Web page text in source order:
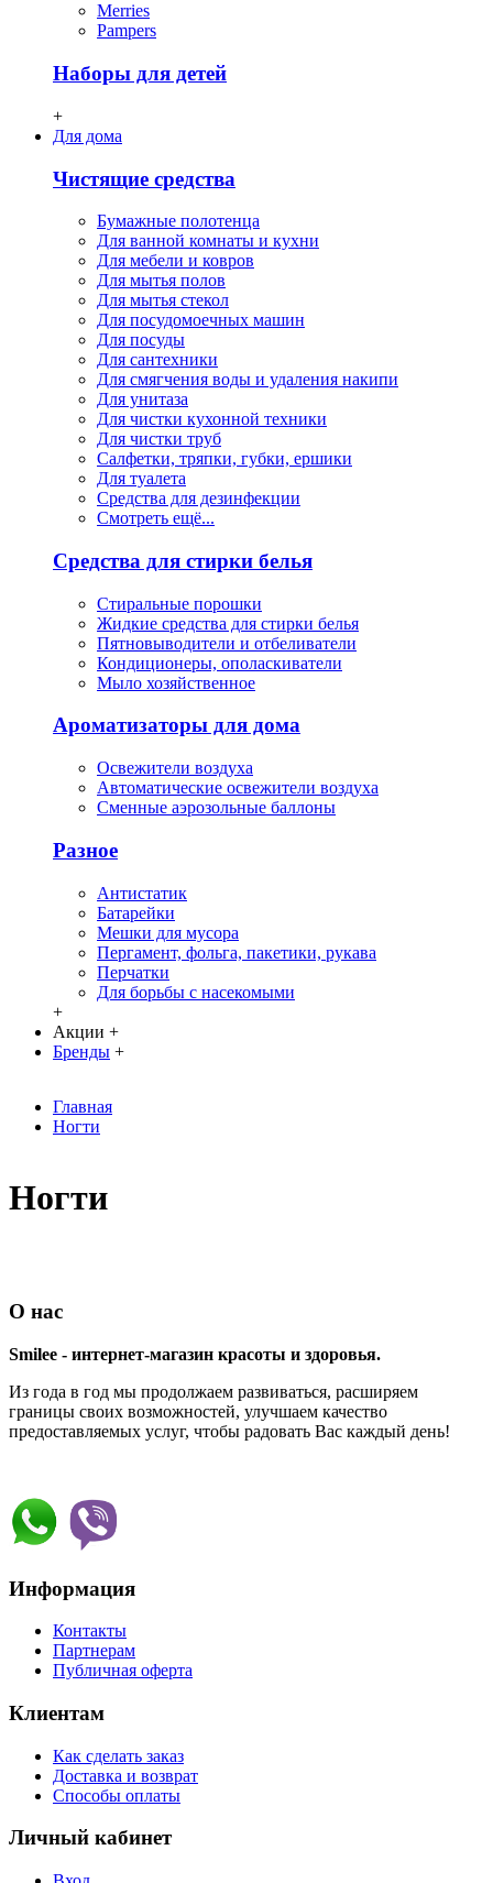
Merries
Pampers
Наборы для детей
+
Для дома
Чистящие средства
Бумажные полотенца
Для ванной комнаты и кухни
Для мебели и ковров
Для мытья полов
Для мытья стекол
Для посудомоечных машин
Для посуды
Для сантехники
Для смягчения воды и удаления накипи
Для унитаза
Для чистки кухонной техники
Для чистки труб
Салфетки, тряпки, губки, ершики
Для туалета
Средства для дезинфекции
Смотреть ещё...
Средства для стирки белья
Стиральные порошки
Жидкие средства для стирки белья
Пятновыводители и отбеливатели
Кондиционеры, ополаскиватели
Мыло хозяйственное
Ароматизаторы для дома
Освежители воздуха
Автоматические освежители воздуха
Сменные аэрозольные баллоны
Разное
Антистатик
Батарейки
Мешки для мусора
Пергамент, фольга, пакетики, рукава
Перчатки
Для борьбы с насекомыми
+
Акции +
Бренды +
Главная
Ногти
Ногти
О нас
Smilee - интернет-магазин красоты и здоровья.
Из года в год мы продолжаем развиваться, расширяем
границы своих возможностей, улучшаем качество
предоставляемых услуг, чтобы радовать Вас каждый день!
Информация
Контакты
Партнерам
Публичная оферта
Клиентам
Как сделать заказ
Доставка и возврат
Способы оплаты
Личный кабинет